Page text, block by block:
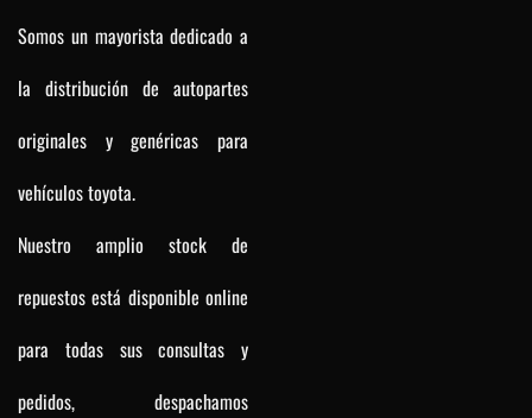
Somos un mayorista dedicado a
la distribución de autopartes
originales y genéricas para
vehículos toyota.
Nuestro amplio stock de
repuestos está disponible online
para todas sus consultas y
pedidos, despachamos